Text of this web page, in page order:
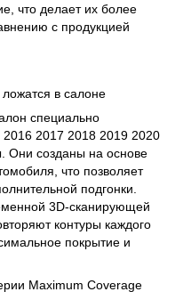
что делает их более
с продукцией
в салоне
специально
2017 2018 2019 2020
Они созданы на основе
что позволяет
подгонки.
3D-сканирующей
контуры каждого
покрытие и